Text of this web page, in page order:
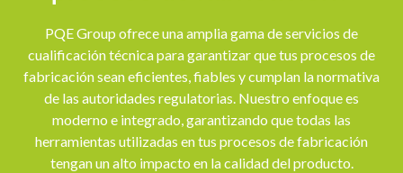
PQE Group ofrece una amplia gama de servicios de
cualificación técnica para garantizar que tus procesos de
fabricación sean eficientes, fiables y cumplan la normativa
de las autoridades regulatorias. Nuestro enfoque es
moderno e integrado, garantizando que todas las
herramientas utilizadas en tus procesos de fabricación
tengan un alto impacto en la calidad del producto.